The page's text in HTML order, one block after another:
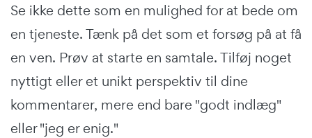
Se ikke dette som en mulighed for at bede om
en tjeneste. Tænk på det som et forsøg på at få
en ven. Prøv at starte en samtale. Tilføj noget
nyttigt eller et unikt perspektiv til dine
kommentarer, mere end bare "godt indlæg"
eller "jeg er enig."